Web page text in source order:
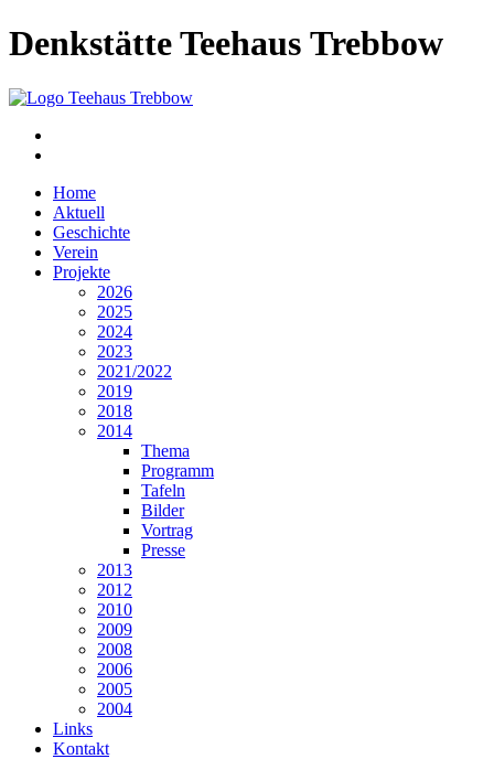
Denkstätte Teehaus Trebbow
Home
Aktuell
Geschichte
Verein
Projekte
2026
2025
2024
2023
2021/2022
2019
2018
2014
Thema
Programm
Tafeln
Bilder
Vortrag
Presse
2013
2012
2010
2009
2008
2006
2005
2004
Links
Kontakt